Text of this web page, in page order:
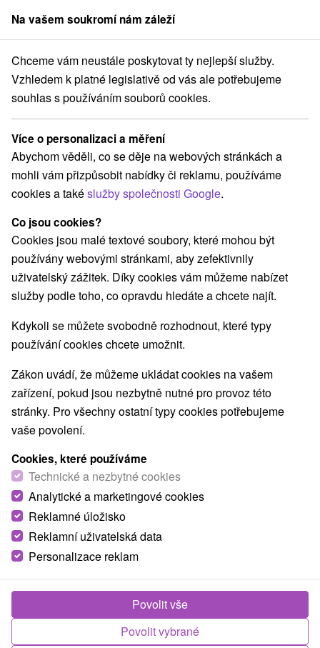
člen skupinySorger
Pobyty na Slovensku Pobyty v lázních Veľká Fatra
Pobyty v lázních Veľká Fatra
Kategorie
Všechny kategorie
Pobyty v akci(22)
Wellness pobyty(21) Víkendové pobyty(19)
Romantické pobyty
Rodinné pobyty(16)
Vyberte lokalitu nebo termín
Nejprodávanější
1.
Zdraví a odpočinek pro seniory v srdci Turca s
maximem benefitů za výhodnou cenu
Moderní Lázně Turčianské Teplice
Od 5 Nocí
Polopenze
Balíček nabízí vstupní lékařskou prohlídku, 8
procedur včetně oxygenoterapie a volný vstup do
bazénu Olympic, fitness či SPA & AQUAPARKu.
Na vašem soukromí nám záleží
Chceme vám neustále poskytovat ty nejlepší služby.
Vzhledem k platné legislativě od vás ale potřebujeme
souhlas s používáním souborů cookies.
Více o personalizaci a měření
Abychom věděli, co se děje na webových stránkách a
mohli vám přizpůsobit nabídky či reklamu, používáme
cookies a takéslužby společnosti Google.
Co jsou cookies?
Cookies jsou malé textové soubory, které mohou být
používány webovými stránkami, aby zefektivnily
uživatelský zážitek. Díky cookies vám můžeme nabízet
služby podle toho, co opravdu hledáte a chcete najít.
Kdykoli se můžete svobodně rozhodnout, které typy
používání cookies chcete umožnit.
Zákon uvádí, že můžeme ukládat cookies na vašem
zařízení, pokud jsou nezbytně nutné pro provoz této
stránky. Pro všechny ostatní typy cookies potřebujeme
vaše povolení.
Cookies, které používáme
Technické a nezbytné cookies
Analytické a marketingové cookies
Reklamné úložisko
Reklamní uživatelská data
Personalizace reklam
Povolit vybrané
Povolit vše